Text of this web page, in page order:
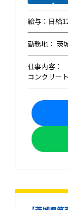
給与：日給
勤務地： 茨
仕事内容：
コンクリー